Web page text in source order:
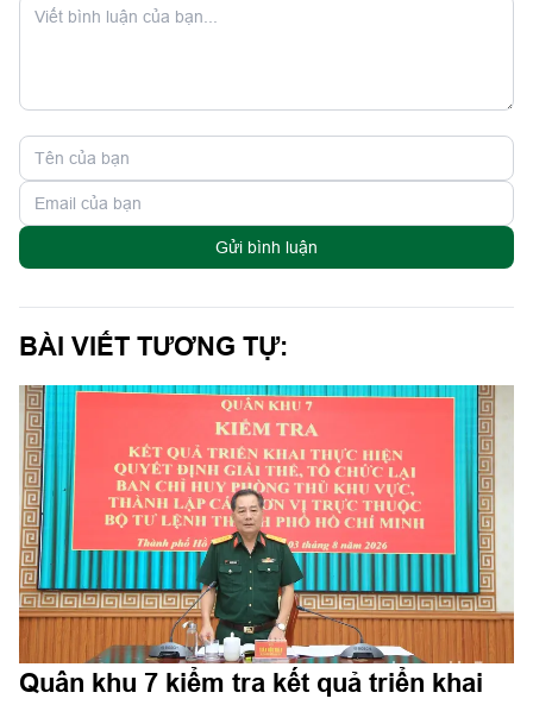
Gửi bình luận
BÀI VIẾT TƯƠNG TỰ:
Quân khu 7 kiểm tra kết quả triển khai